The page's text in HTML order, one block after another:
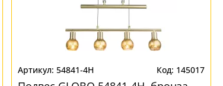
54841-4H 145017